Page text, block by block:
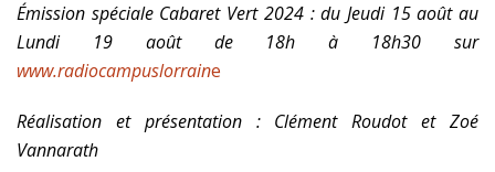
Émission spéciale Cabaret Vert 2024 : du Jeudi 15 août au
Lundi 19 août de 18h à 18h30 sur
www.radiocampuslorraine
Réalisation et présentation : Clément Roudot et Zoé
Vannarath